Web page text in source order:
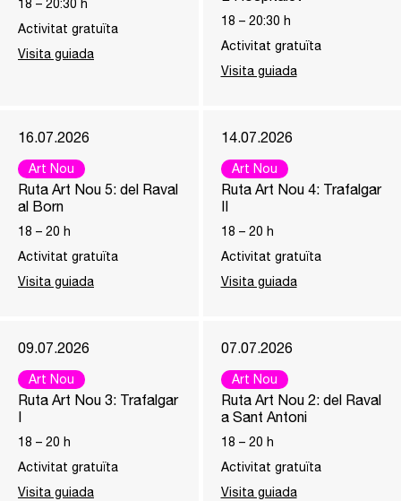
18 – 20:30 h
Activitat gratuïta
Visita guiada
18 – 20:30 h
Activitat gratuïta
Visita guiada
16.07.2026
Art Nou
Ruta Art Nou 5: del Raval
al Born
18 – 20 h
Activitat gratuïta
Visita guiada
14.07.2026
Art Nou
Ruta Art Nou 4: Trafalgar
II
18 – 20 h
Activitat gratuïta
Visita guiada
09.07.2026
Art Nou
Ruta Art Nou 3: Trafalgar
I
18 – 20 h
Activitat gratuïta
Visita guiada
07.07.2026
Art Nou
Ruta Art Nou 2: del Raval
a Sant Antoni
18 – 20 h
Activitat gratuïta
Visita guiada